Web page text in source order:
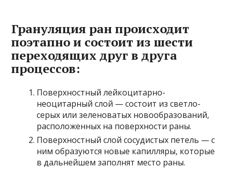
Грануляция ран происходит
поэтапно и состоит из шести
переходящих друг в друга
процессов:
Поверхностный лейкоцитарно-
неоцитарный слой — состоит из светло-
серых или зеленоватых новообразований,
расположенных на поверхности раны.
Поверхностный слой сосудистых петель — с
ним образуются новые капилляры, которые
в дальнейшем заполнят место раны.